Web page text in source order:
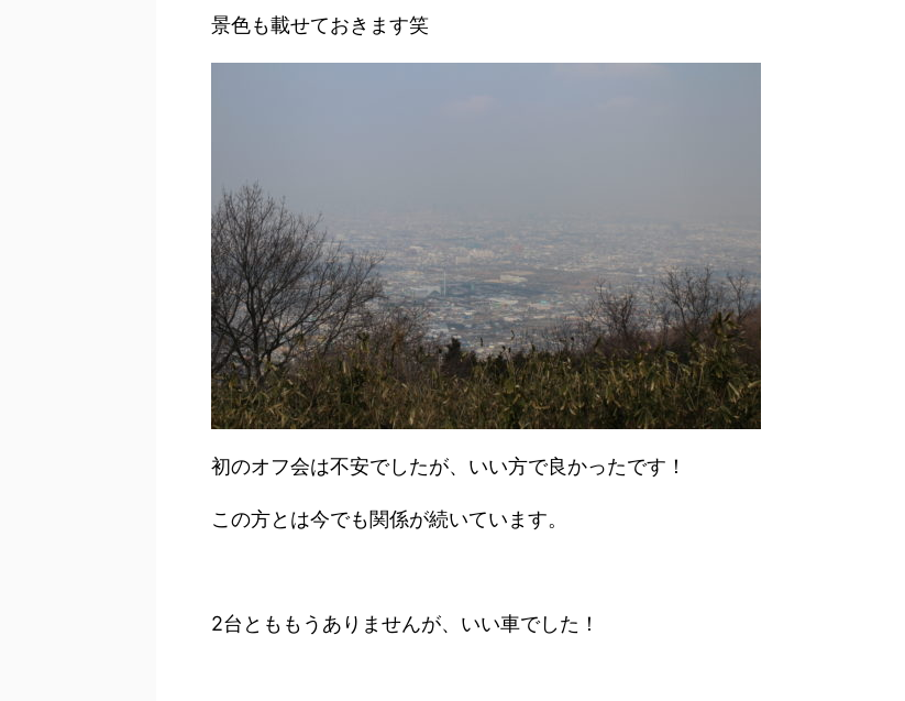
景色も載せておきます笑
初のオフ会は不安でしたが、いい方で良かったです！
この方とは今でも関係が続いています。
2台とももうありませんが、いい車でした！